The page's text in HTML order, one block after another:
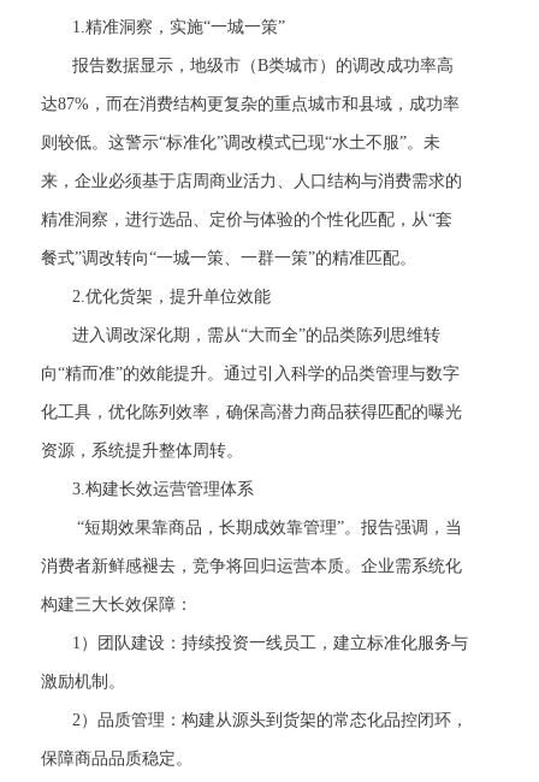
1.精准洞察，实施“一城一策”
报告数据显示，地级市（B类城市）的调改成功率高
达87%，而在消费结构更复杂的重点城市和县域，成功率
则较低。这警示“标准化”调改模式已现“水土不服”。未
来，企业必须基于店周商业活力、人口结构与消费需求的
精准洞察，进行选品、定价与体验的个性化匹配，从“套
餐式”调改转向“一城一策、一群一策”的精准匹配。
2.优化货架，提升单位效能
进入调改深化期，需从“大而全”的品类陈列思维转
向“精而准”的效能提升。通过引入科学的品类管理与数字
化工具，优化陈列效率，确保高潜力商品获得匹配的曝光
资源，系统提升整体周转。
3.构建长效运营管理体系
“短期效果靠商品，长期成效靠管理”。报告强调，当
消费者新鲜感褪去，竞争将回归运营本质。企业需系统化
构建三大长效保障：
1）团队建设：持续投资一线员工，建立标准化服务与
激励机制。
2）品质管理：构建从源头到货架的常态化品控闭环，
保障商品品质稳定。